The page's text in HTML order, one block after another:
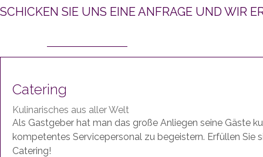
SCHICKEN SIE UNS EINE ANFRAGE UND WIR
Catering
Kulinarisches aus aller Welt
Als Gastgeber hat man das große Anliegen seine Gäste
kompetentes Servicepersonal zu begeistern. Erfüllen Sie
Catering!